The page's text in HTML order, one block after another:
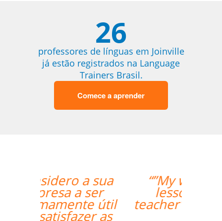
26
professores de línguas em Joinville
já estão registrados na Language
Trainers Brasil.
Comece a aprender
“”My wife likes the
lessons and the
teacher's punctuality.””